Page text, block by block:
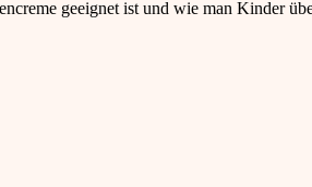
geeignet ist und wie man Kinder